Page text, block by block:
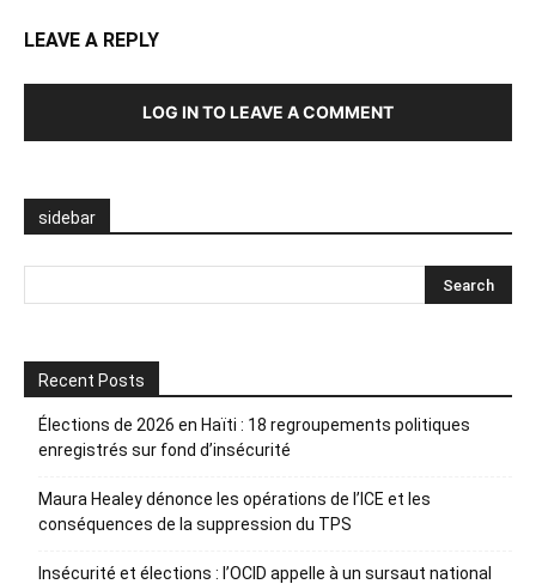
LEAVE A REPLY
LOG IN TO LEAVE A COMMENT
sidebar
Recent Posts
Élections de 2026 en Haïti : 18 regroupements politiques
enregistrés sur fond d’insécurité
Maura Healey dénonce les opérations de l’ICE et les
conséquences de la suppression du TPS
Insécurité et élections : l’OCID appelle à un sursaut national